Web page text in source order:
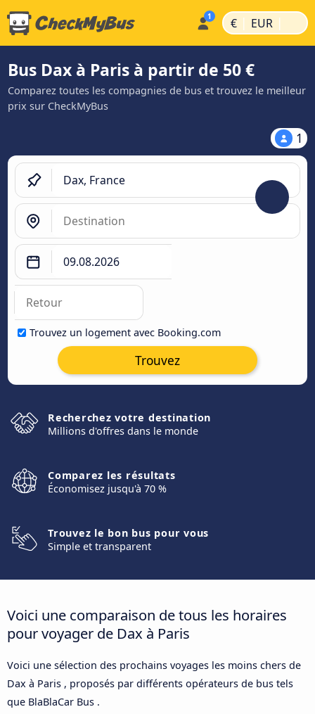
€ | EUR |
Bus Dax à Paris à partir de 50 €
Comparez toutes les compagnies de bus et trouvez le meilleur
prix sur CheckMyBus
1
Trouvez un logement avec Booking.com
Trouvez
Recherchez votre destination
Millions d'offres dans le monde
Comparez les résultats
Économisez jusqu'à 70 %
Trouvez le bon bus pour vous
Simple et transparent
Voici une comparaison de tous les horaires
pour voyager de Dax à Paris
Voici une sélection des prochains voyages les moins chers de
Dax à Paris , proposés par différents opérateurs de bus tels
que BlaBlaCar Bus .